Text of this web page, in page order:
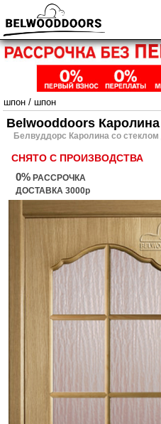
шпон / шпон
Belwooddoors
Белвуддорс Каролина со стеклом
СНЯТО С ПРОИЗВОДСТВА
0% РАССРОЧКА
ДОСТАВКА 3000р